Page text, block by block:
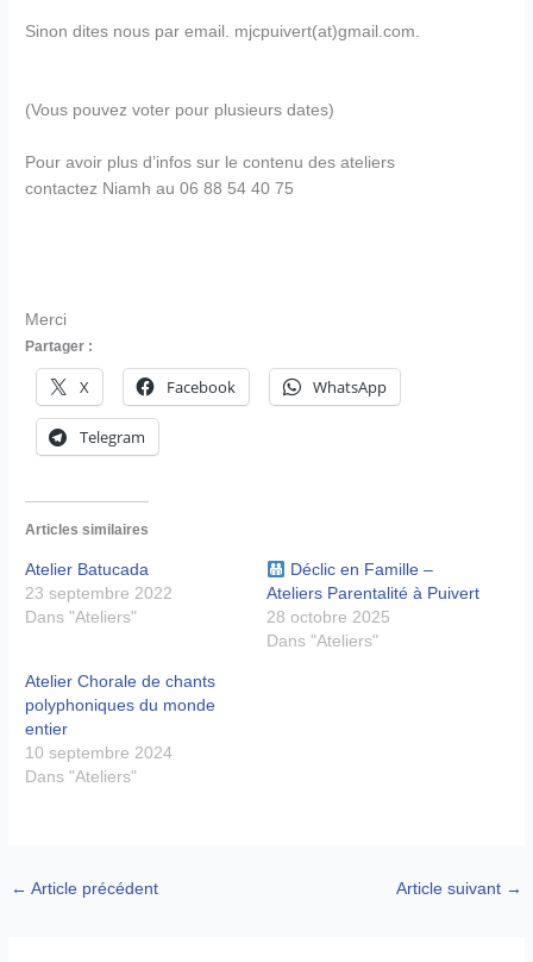
Sinon dites nous par email. mjcpuivert(at)gmail.com.
(Vous pouvez voter pour plusieurs dates)
Pour avoir plus d’infos sur le contenu des ateliers
contactez Niamh au06 88 54 40 75
Merci
Partager :
X Facebook WhatsApp
Telegram
Articles similaires
Atelier Batucada
23 septembre 2022
Dans "Ateliers"
Déclic en Famille –
Ateliers Parentalité à Puivert
28 octobre 2025
Dans "Ateliers"
Atelier Chorale de chants
polyphoniques du monde
entier
10 septembre 2024
Dans "Ateliers"
← Article précédent Article suivant →